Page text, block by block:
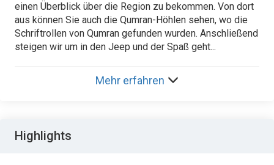
einen Überblick über die Region zu bekommen. Von dort
aus können Sie auch die Qumran-Höhlen sehen, wo die
Schriftrollen von Qumran gefunden wurden. Anschließend
steigen wir um in den Jeep und der Spaß geht...
Mehr erfahren
Highlights